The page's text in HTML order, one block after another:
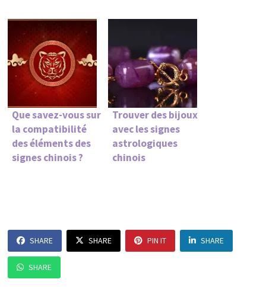
Que savez-vous sur
la compatibilité
des éléments des
signes chinois ?
Trouver des bijoux
avec les signes
astrologiques
chinois
SHARE SHARE PIN IT SHARE
SHARE